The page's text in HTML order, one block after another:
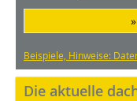
Beispiele, Hinweise:
Die aktuelle